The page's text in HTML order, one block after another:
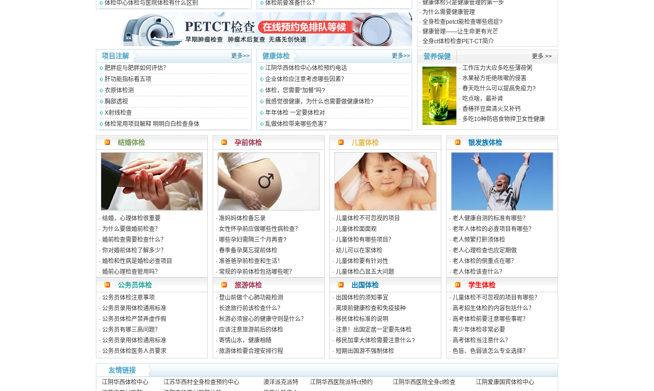
体检中心体检与医院体检有什么区别
体检前要准备什么？
项目注解
更多>>
肥胖症与肥胖如何评估？
肝功能指标看五项
衣原体检测
胸部透视
X射线检查
体检常用项目解释 明明白白检查身体
健康体检
更多>>
江阴华西体检中心体检预约电话
企业体检应注意考虑哪些因素？
体检，您需要“加餐”吗?
我感觉很健康，为什么也需要做健康体检?
年年体检 一定要体检对
乱做体检带来哪些危害？
行预约，不需要注册，我们会在最短的
时间内给您回复。
全身PETCT检查全身CT体检预约中心
· 健康体检只是健康管理的第一步
· 为什么需要健康管理
· 全身检查petct能检查哪些癌症?
· 健康管理——让生命更有光芒
· 全身ct体检检查PET-CT简介
营养保健
更多 >>
· 工作压力大应多吃些薄荷粥
· 水果秘方拒绝咳嗽的侵害
· 春天吃什么可以提高免疫力?
· 吃点啥，最补肾
· 香椿拌豆腐清火又补钙
· 多吃10种防癌食物捍卫女性健康
结婚体检
· 结婚，心理体检很重要
· 为什么要做婚前检查？
· 婚前检查需要检查什么？
· 你对婚前体检了解多少？
· 婚检和性病是婚检必查项目
· 婚前心理检查管用吗？
孕前体检
· 准妈妈体检备忘录
· 女性怀孕前应做哪些性病检查？
· 哪些孕妇需隔三个月再查?
· 春季备孕莫忘提前体检
· 准爸爸孕前检查和生活！
· 常规的孕前体检包括哪些呢？
儿童体检
· 儿童体检不可忽视的项目
· 儿童体检面面观
· 儿童体检有哪些项目？
· 幼儿可以在家体检
· 儿童体检要有针对性
· 儿童体检凸显五大问题
银发族体检
· 老人健康自测的标准有哪些？
· 老年人体检的必查项目有哪些？
· 老人频繁打鼾须体检
· 老人心理检查也应定期做
· 老人体检的侧重点在哪？
· 老人体检该查什么？
公务员体检
· 公务员体检注意事项
· 公务员录用体检通用标准
· 公务员体检严禁弄虚作假
· 公务员有哪三高问题？
· 公务员录用体检通用标准
· 公务员体检医务人员要求
旅游体检
· 登山前做个心肺功能检测
· 长途旅行前该检查什么？
· 秋游必须留心的健康守则是什么？
· 应该注意旅游前后的体检
· 寄情山水，健康相随
· 旅游体检要合理安排行程
出国体检
· 出国体检的须知事宜
· 离境前健康检查和免疫接种
· 移民体检标准的说明
· 注意！出国定居一定要先体检
· 移民加拿大体检需要注意什么?
· 短期出国游不强制体检
学生体检
· 儿童体检不可忽视的项目有哪些？
· 高考招生体检的内容包括什么？
· 高考体检前要注意哪些事呢？
· 青少年体检非常必要
· 高考体检当注意什么？
· 色盲、色弱该怎么专业选择？
友情链接
江阴华西体检中心 江苏华西村全身检查预约中心 澳洋派克派特 江阴华西医院派特ct预约 江阴华西医院全身ct检查
江阴爱康国宾体检中心